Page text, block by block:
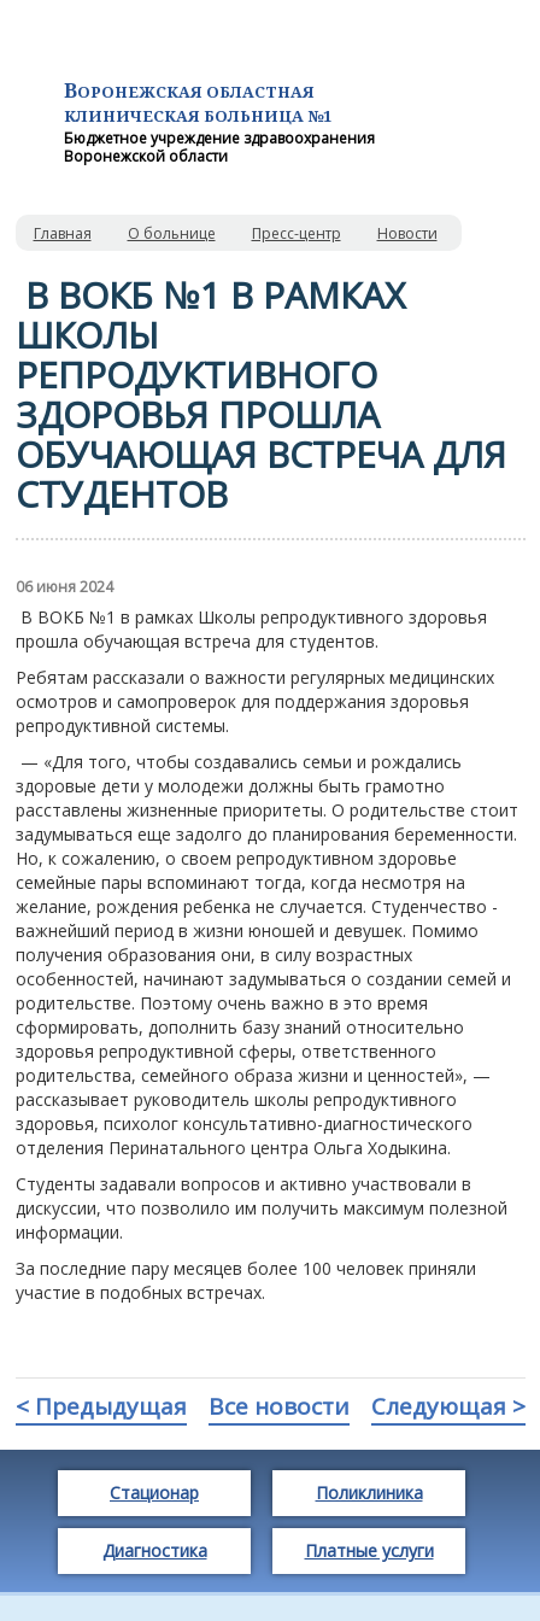
ВОРОНЕЖСКАЯ ОБЛАСТНАЯ
КЛИНИЧЕСКАЯ БОЛЬНИЦА №1
Бюджетное учреждение здравоохранения
Воронежской области
Главная О больнице Пресс-центр Новости
В ВОКБ №1 В РАМКАХ
ШКОЛЫ
РЕПРОДУКТИВНОГО
ЗДОРОВЬЯ ПРОШЛА
ОБУЧАЮЩАЯ ВСТРЕЧА ДЛЯ
СТУДЕНТОВ
06 июня 2024
В ВОКБ №1 в рамках Школы репродуктивного здоровья
прошла обучающая встреча для студентов.
Ребятам рассказали о важности регулярных медицинских
осмотров и самопроверок для поддержания здоровья
репродуктивной системы.
— «Для того, чтобы создавались семьи и рождались
здоровые дети у молодежи должны быть грамотно
расставлены жизненные приоритеты. О родительстве стоит
задумываться еще задолго до планирования беременности.
Но, к сожалению, о своем репродуктивном здоровье
семейные пары вспоминают тогда, когда несмотря на
желание, рождения ребенка не случается. Студенчество -
важнейший период в жизни юношей и девушек. Помимо
получения образования они, в силу возрастных
особенностей, начинают задумываться о создании семей и
родительстве. Поэтому очень важно в это время
сформировать, дополнить базу знаний относительно
здоровья репродуктивной сферы, ответственного
родительства, семейного образа жизни и ценностей», —
рассказывает руководитель школы репродуктивного
здоровья, психолог консультативно-диагностического
отделения Перинатального центра Ольга Ходыкина.
Студенты задавали вопросов и активно участвовали в
дискуссии, что позволило им получить максимум полезной
информации.
За последние пару месяцев более 100 человек приняли
участие в подобных встречах.
< Предыдущая Все новости Следующая >
Стационар Поликлиника
Диагностика Платные услуги